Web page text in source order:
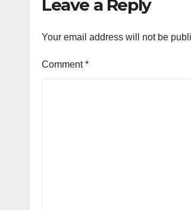
Leave a Reply
Your email address will not be
Comment*